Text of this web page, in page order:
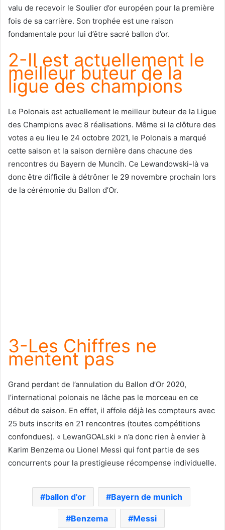
valu de recevoir le Soulier d’or européen pour la première
fois de sa carrière. Son trophée est une raison
fondamentale pour lui d’être sacré ballon d’or.
2-Il est actuellement le
meilleur buteur de la
ligue des champions
Le Polonais est actuellement le meilleur buteur de la Ligue
des Champions avec 8 réalisations. Même si la clôture des
votes a eu lieu le 24 octobre 2021, le Polonais a marqué
cette saison et la saison dernière dans chacune des
rencontres du Bayern de Muncih. Ce Lewandowski-là va
donc être difficile à détrôner le 29 novembre prochain lors
de la cérémonie du Ballon d’Or.
3-Les Chiffres ne
mentent pas
Grand perdant de l’annulation du Ballon d’Or 2020,
l’international polonais ne lâche pas le morceau en ce
début de saison. En effet, il affole déjà les compteurs avec
25 buts inscrits en 21 rencontres (toutes compétitions
confondues). « LewanGOALski » n’a donc rien à envier à
Karim Benzema ou Lionel Messi qui font partie de ses
concurrents pour la prestigieuse récompense individuelle.
ballon d'or Bayern de munich
Benzema Messi